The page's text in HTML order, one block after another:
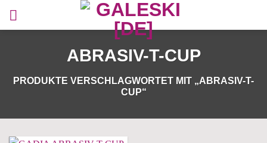
Inhalt
ABRASIV-T-CUP
PRODUKTE VERSCHLAGWORTET MIT „ABRASIV-T-
CUP“